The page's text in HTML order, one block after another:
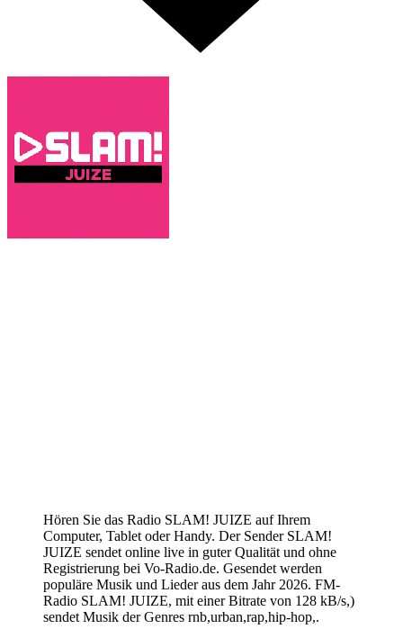
Hören Sie das Radio SLAM! JUIZE auf Ihrem
Computer, Tablet oder Handy. Der Sender SLAM!
JUIZE sendet online live in guter Qualität und ohne
Registrierung bei Vo-Radio.de. Gesendet werden
populäre Musik und Lieder aus dem Jahr 2026. FM-
Radio SLAM! JUIZE, mit einer Bitrate von 128 kB/s,)
sendet Musik der Genres rnb,urban,rap,hip-hop,.